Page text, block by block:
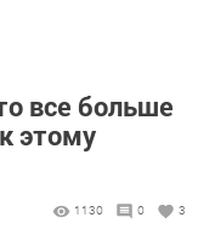
все больше
этому
1130 0 3